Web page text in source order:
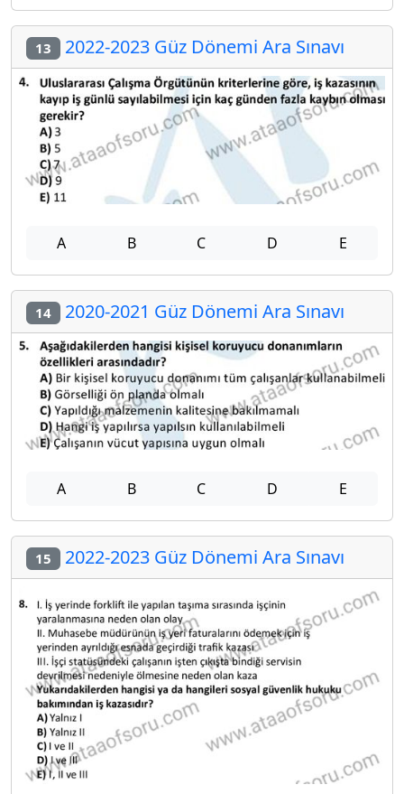
13 2022-2023 Güz Dönemi Ara Sınavı
A B C D E
14 2020-2021 Güz Dönemi Ara Sınavı
A B C D E
15 2022-2023 Güz Dönemi Ara Sınavı